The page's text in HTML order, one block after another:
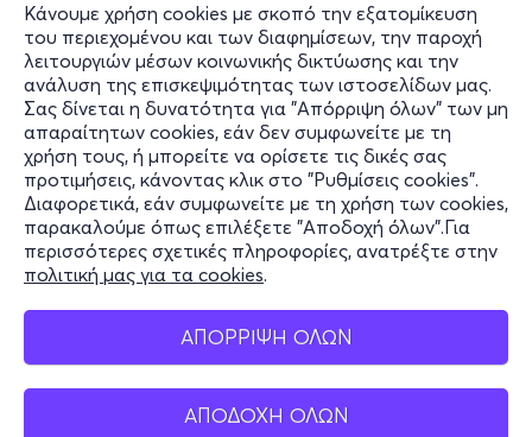
Κάνουμε χρήση cookies με σκοπό την εξατομίκευση
του περιεχομένου και των διαφημίσεων, την παροχή
λειτουργιών μέσων κοινωνικής δικτύωσης και την
ανάλυση της επισκεψιμότητας των ιστοσελίδων μας.
Σας δίνεται η δυνατότητα για "Απόρριψη όλων" των μη
απαραίτητων cookies, εάν δεν συμφωνείτε με τη
χρήση τους, ή μπορείτε να ορίσετε τις δικές σας
προτιμήσεις, κάνοντας κλικ στο "Ρυθμίσεις cookies".
Διαφορετικά, εάν συμφωνείτε με τη χρήση των cookies,
παρακαλούμε όπως επιλέξετε "Αποδοχή όλων".Για
περισσότερες σχετικές πληροφορίες, ανατρέξτε στην
πολιτική μας για τα cookies.
ΑΠΟΡΡΙΨΗ ΟΛΩΝ
ΑΠΟΔΟΧΗ ΟΛΩΝ
Πληροφορίες
Υποστήριξη
Stay Connected
Mobile app